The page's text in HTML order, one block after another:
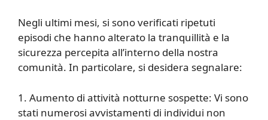
Negli ultimi mesi, si sono verificati ripetuti
episodi che hanno alterato la tranquillità e la
sicurezza percepita all’interno della nostra
comunità. In particolare, si desidera segnalare:
1. Aumento di attività notturne sospette: Vi sono
stati numerosi avvistamenti di individui non